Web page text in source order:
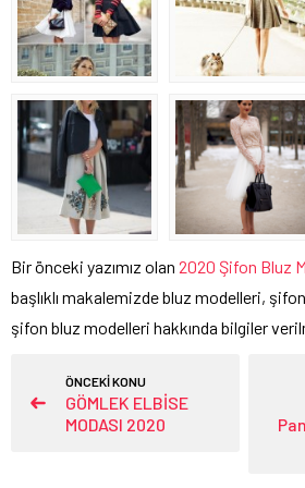
Bir önceki yazımız olan 2020 Şifon Bluz
başlıklı makalemizde bluz modelleri,
şifon bluz modelleri hakkında bilgiler
ÖNCEKİ KONU
GÖMLEK ELBİSE
MODASI 2020